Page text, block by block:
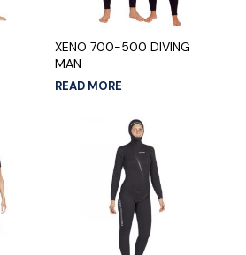
XENO 700-500 DIVING
MAN
READ MORE